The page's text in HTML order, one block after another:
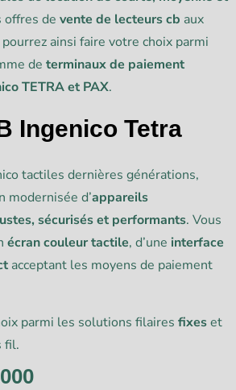
offres de vente de lecteurs cb aux
ainsi faire votre choix parmi
de terminaux de paiement
TETRA et PAX.
Ingenico Tetra
tactiles dernières générations,
modernisée d’appareils
sécurisés et performants. Vous
écran couleur tactile, d’une interface
acceptant les moyens de paiement
parmi les solutions filaires fixeset
fil.